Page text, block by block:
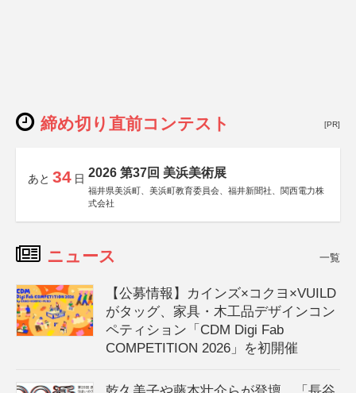
締め切り直前コンテスト [PR]
あと 34 日 2026 第37回 美浜美術展
福井県美浜町、美浜町教育委員会、福井新聞社、関西電力株
式会社
ニュース 一覧
【公募情報】カインズ×コクヨ×VUILD
がタッグ、家具・木工品デザインコン
ペティション「CDM Digi Fab
COMPETITION 2026」を初開催